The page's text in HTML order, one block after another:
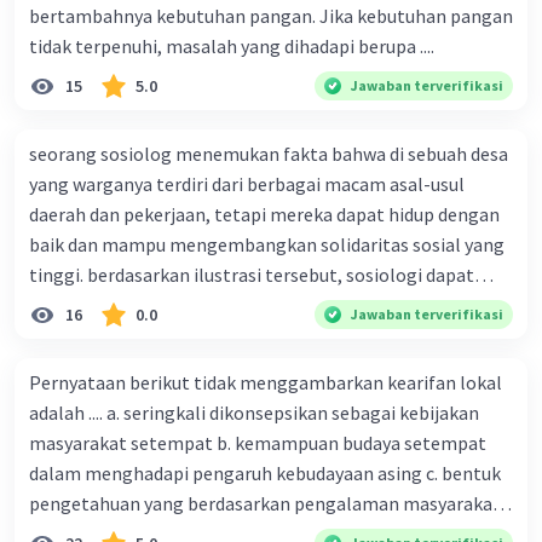
masyarakat dalam pembangunan. Kajian
ini dapat dilakukan dengan menganalisis
data partisipasi masyarakat dalam
Di Indonesia, kajian sosiologi pembangunan
telah dilakukan oleh berbagai lembaga
penelitian, seperti Lembaga Ilmu Pengetahuan
Indonesia (LIPI), Universitas Indonesia, dan
Universitas Gadjah Mada. Kajian-kajian tersebut
telah memberikan kontribusi yang signifikan
Beri Rating·0.0(0) Balas
Nanda R Level 89
bertambahnya kebutuhan pangan. Jika kebutuhan pangan
tidak terpenuhi, masalah yang dihadapi berupa ....
15 5.0 Jawaban terverifikasi
seorang sosiolog menemukan fakta bahwa di sebuah desa
yang warganya terdiri dari berbagai macam asal-usul
daerah dan pekerjaan, tetapi mereka dapat hidup dengan
baik dan mampu mengembangkan solidaritas sosial yang
tinggi. berdasarkan ilustrasi tersebut, sosiologi dapat
berfungsi sebagai ilmu yang ....
16 0.0 Jawaban terverifikasi
Pernyataan berikut tidak menggambarkan kearifan lokal
adalah .... a. seringkali dikonsepsikan sebagai kebijakan
masyarakat setempat b. kemampuan budaya setempat
dalam menghadapi pengaruh kebudayaan asing c. bentuk
pengetahuan yang berdasarkan pengalaman masyarakat
turun temurun antargenerasi d. Kebijakan manusia yang